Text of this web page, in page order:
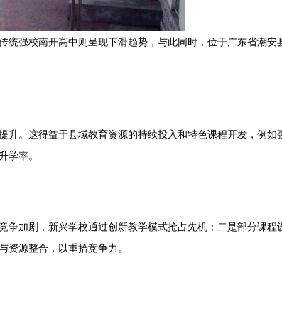
强校南开高中则呈现下滑趋势，与此同时，位于广东省潮
。这得益于县域教育资源的持续投入和特色课程开发，例如
学率。
加剧，新兴学校通过创新教学模式抢占先机；二是部分课程
源整合，以重拾竞争力。